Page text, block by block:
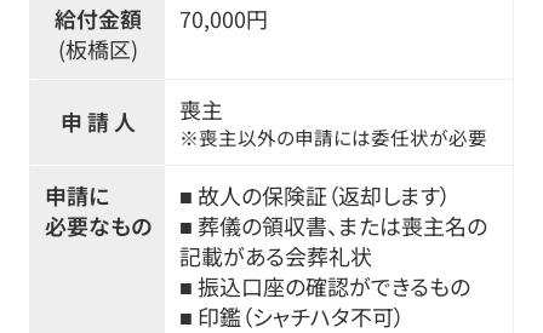
給付金額
(板橋区)
70,000円
申 請 人 喪主
※喪主以外の申請には委任状が必要
申請に
必要なもの
■ 故人の保険証（返却します）
■ 葬儀の領収書、または喪主名の
記載がある会葬礼状
■ 振込口座の確認ができるもの
■ 印鑑（シャチハタ不可）